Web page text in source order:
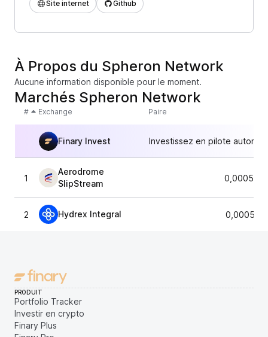
Site internet Github
À Propos du Spheron Network
Aucune information disponible pour le moment.
Marchés Spheron Network
# Exchange Paire
Finary Invest Investissez en pilote
1
Aerodrome
SlipStream
2 Hydrex Integral
PRODUIT
Portfolio Tracker
Investir en crypto
Finary Plus